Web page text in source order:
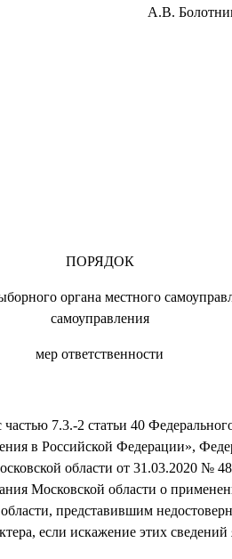
А.В.
ПОРЯДОК
органа местного
самоуправления
мер ответственности
7.3.-2 статьи 40
в Российской Федерации»,
области от 31.03.2020 №
Московской области о
представившим
если искажение этих